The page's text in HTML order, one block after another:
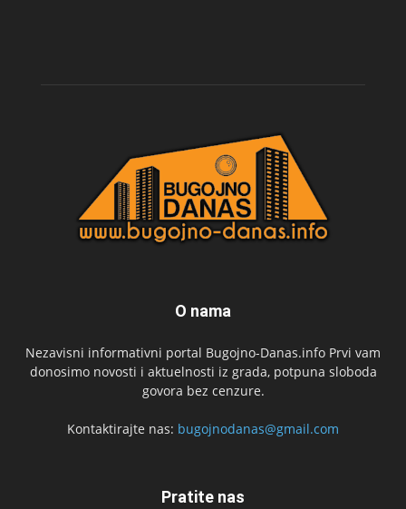
O nama
Nezavisni informativni portal Bugojno-Danas.info Prvi vam
donosimo novosti i aktuelnosti iz grada, potpuna sloboda
govora bez cenzure.
Kontaktirajte nas: bugojnodanas@gmail.com
Pratite nas